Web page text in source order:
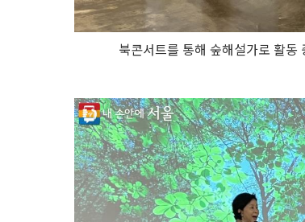
북콘서트를 통해 숲해설가로 활